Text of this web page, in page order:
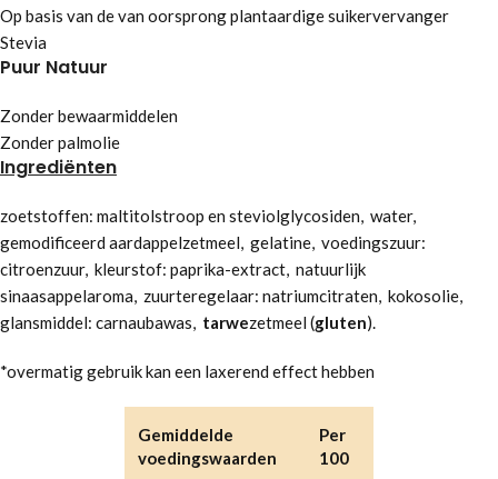
Op basis van de van oorsprong plantaardige suikervervanger
Stevia
Puur Natuur
Zonder bewaarmiddelen
Zonder palmolie
Ingrediënten
zoetstoffen: maltitolstroop en steviolglycosiden, water,
gemodificeerd aardappelzetmeel, gelatine, voedingszuur:
citroenzuur, kleurstof: paprika-extract, natuurlijk
sinaasappelaroma, zuurteregelaar: natriumcitraten, kokosolie,
glansmiddel: carnaubawas, tarwezetmeel (gluten).
*overmatig gebruik kan een laxerend effect hebben
Gemiddelde
voedingswaarden
Per
100